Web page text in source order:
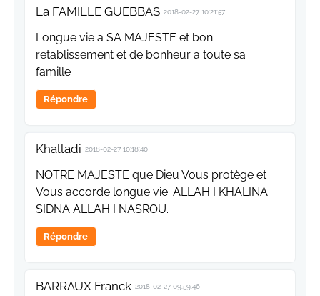
La FAMILLE GUEBBAS 2018-02-27 10:21:57
Longue vie a SA MAJESTE et bon
retablissement et de bonheur a toute sa
famille
Répondre
Khalladi 2018-02-27 10:18:40
NOTRE MAJESTE que Dieu Vous protège et
Vous accorde longue vie. ALLAH I KHALINA
SIDNA ALLAH I NASROU.
Répondre
BARRAUX Franck 2018-02-27 09:59:46